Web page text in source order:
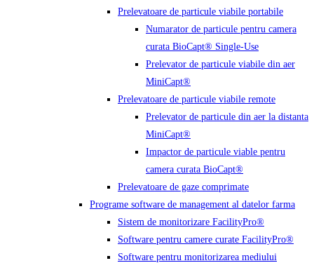
Prelevatoare de particule viabile portabile
Numarator de particule pentru camera
curata BioCapt® Single-Use
Prelevator de particule viabile din aer
MiniCapt®
Prelevatoare de particule viabile remote
Prelevator de particule din aer la distanta
MiniCapt®
Impactor de particule viable pentru
camera curata BioCapt®
Prelevatoare de gaze comprimate
Programe software de management al datelor farma
Sistem de monitorizare FacilityPro®
Software pentru camere curate FacilityPro®
Software pentru monitorizarea mediului